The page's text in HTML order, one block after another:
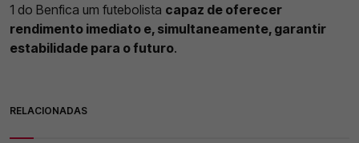
1 do Benfica um futebolista capaz de oferecer
rendimento imediato e, simultaneamente, garantir
estabilidade para o futuro.
RELACIONADAS